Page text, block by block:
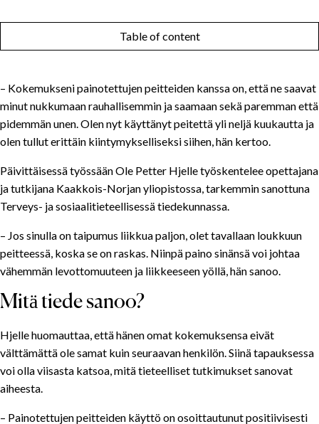
Table of content
– Kokemukseni painotettujen peitteiden kanssa on, että ne saavat
minut nukkumaan rauhallisemmin ja saamaan sekä paremman että
pidemmän unen. Olen nyt käyttänyt peitettä yli neljä kuukautta ja
olen tullut erittäin kiintymykselliseksi siihen, hän kertoo.
Päivittäisessä työssään Ole Petter Hjelle työskentelee opettajana
ja tutkijana Kaakkois-Norjan yliopistossa, tarkemmin sanottuna
Terveys- ja sosiaalitieteellisessä tiedekunnassa.
– Jos sinulla on taipumus liikkua paljon, olet tavallaan loukkuun
peitteessä, koska se on raskas. Niinpä paino sinänsä voi johtaa
vähemmän levottomuuteen ja liikkeeseen yöllä, hän sanoo.
Mitä tiede sanoo?
Hjelle huomauttaa, että hänen omat kokemuksensa eivät
välttämättä ole samat kuin seuraavan henkilön. Siinä tapauksessa
voi olla viisasta katsoa, mitä tieteelliset tutkimukset sanovat
aiheesta.
– Painotettujen peitteiden käyttö on osoittautunut positiivisesti